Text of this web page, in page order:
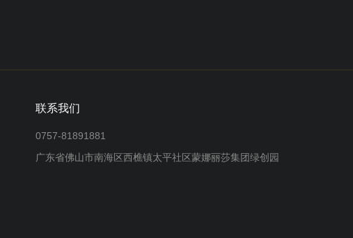
联系我们
0757-81891881
广东省佛山市南海区西樵镇太平社区蒙娜丽莎集团绿创园